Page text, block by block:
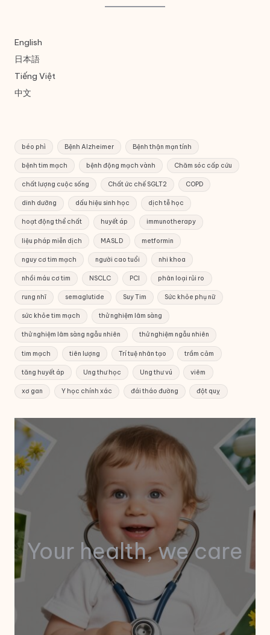
English
日本語
Tiếng Việt
中文
béo phì Bệnh Alzheimer Bệnh thận mạn tính
bệnh tim mạch bệnh động mạch vành Chăm sóc cấp cứu
chất lượng cuộc sống Chất ức chế SGLT2 COPD
dinh dưỡng dấu hiệu sinh học dịch tễ học
hoạt động thể chất huyết áp immunotherapy
liệu pháp miễn dịch MASLD metformin
nguy cơ tim mạch người cao tuổi nhi khoa
nhồi máu cơ tim NSCLC PCI phân loại rủi ro
rung nhĩ semaglutide Suy Tim Sức khỏe phụ nữ
sức khỏe tim mạch thử nghiệm lâm sàng
thử nghiệm lâm sàng ngẫu nhiên thử nghiệm ngẫu nhiên
tim mạch tiên lượng Trí tuệ nhân tạo trầm cảm
tăng huyết áp Ung thư học Ung thư vú viêm
xơ gan Y học chính xác đái tháo đường đột quỵ
Your health, we care